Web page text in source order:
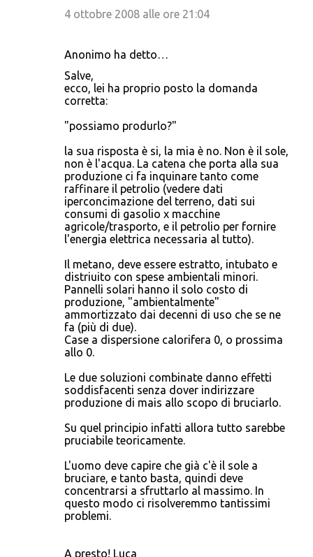
4 ottobre 2008 alle ore 21:04
Anonimo ha detto…
Salve,
ecco, lei ha proprio posto la domanda
corretta:
"possiamo produrlo?"
la sua risposta è si, la mia è no. Non è il sole,
non è l'acqua. La catena che porta alla sua
produzione ci fa inquinare tanto come
raffinare il petrolio (vedere dati
iperconcimazione del terreno, dati sui
consumi di gasolio x macchine
agricole/trasporto, e il petrolio per fornire
l'energia elettrica necessaria al tutto).
Il metano, deve essere estratto, intubato e
distriuito con spese ambientali minori.
Pannelli solari hanno il solo costo di
produzione, "ambientalmente"
ammortizzato dai decenni di uso che se ne
fa (più di due).
Case a dispersione calorifera 0, o prossima
allo 0.
Le due soluzioni combinate danno effetti
soddisfacenti senza dover indirizzare
produzione di mais allo scopo di bruciarlo.
Su quel principio infatti allora tutto sarebbe
pruciabile teoricamente.
L'uomo deve capire che già c'è il sole a
bruciare, e tanto basta, quindi deve
concentrarsi a sfruttarlo al massimo. In
questo modo ci risolveremmo tantissimi
problemi.
A presto! Luca